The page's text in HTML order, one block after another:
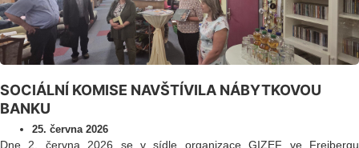
SOCIÁLNÍ KOMISE NAVŠTÍVILA NÁBYTKOVOU
BANKU
25. června 2026
Dne 2. června 2026 se v sídle organizace GIZEF ve Freibergu